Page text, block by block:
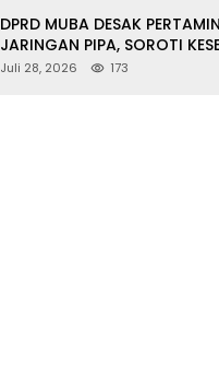
DPRD MUBA DESAK
JARINGAN PIPA, SOROTI
WARGA JIRAK
Juli 28, 2026 173